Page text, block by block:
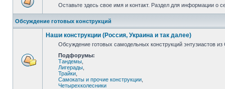
Оставьте здесь свое имя и контакт. Раздел для информации о
Обсуждение готовых конструкций
Наши конструкции (Россия, Украина и так далее)
Обсуждение готовых самодельных конструкций энтузиастов
Подфорумы:
Тандемы
Лигерады
Трайки
Самокаты и прочие конструкции
Четырехколесники